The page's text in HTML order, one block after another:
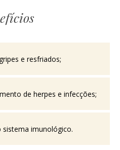
e resfriados;
de herpes e infecções;
imunológico.